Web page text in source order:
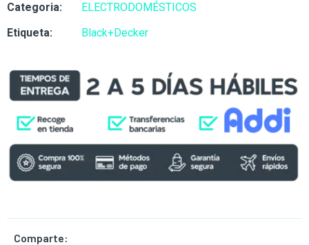
Categoria:
ELECTRODOMÉSTICOS
Etiqueta:
Black+Decker
Comparte: